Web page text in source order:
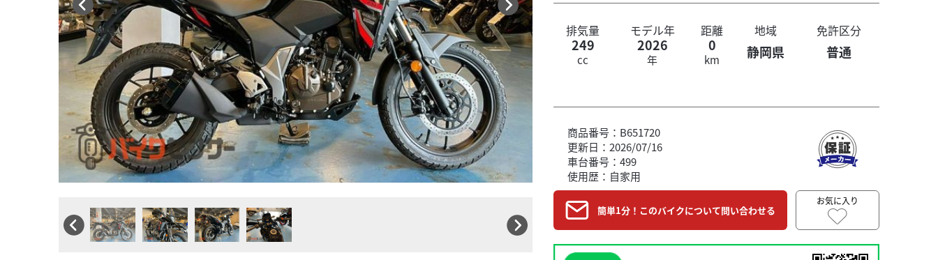
排気量 モデル年 距離 地域 免許区分
249
cc
2026
年
0
km 静岡県 普通
商品番号：B651720
更新日：2026/07/16
車台番号：499
使用歴：自家用
簡単1分！このバイクについて問い合わせる
お気に入り